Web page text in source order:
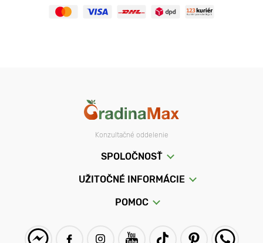
Konzultačné oddelenie
SPOLOČNOSŤ
UŽITOČNÉ INFORMÁCIE
POMOC